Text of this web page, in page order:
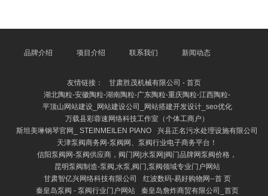
品牌介绍 项目介绍 联系我们 新闻动态
友情链接：
甘肃胜茂机械有限公司 - 首页
湖北陶粒-安徽陶粒-湖南陶粒-广东陶粒-重庆陶粒-江西陶粒-
平顶山网站建设_网站建设公司_网站搭建开发设计_seo优化
万载县彩蓉速网络科技工作室（个体工商户）
斯坦美琳钢琴官网_ STEINMEILEN PIANO
兴县正名污水处理设施有限公司
天津泵阀商务网-泵阀网、泵阀行业电子商务平台！
信阳泵阀网-泵阀供应商，阀门网|水泵网|阀门品牌网泵阀价格，
昆明泵阀制造-泵阀,水泵,阀门,泵阀领域专业门户网站
甘肃智亿兴网络科技有限公司
红波数码-易好购物网--首 页
秦皇岛泵阀 - 泵阀行业门户网站
秦皇岛詹炸商贸有限公司_首页